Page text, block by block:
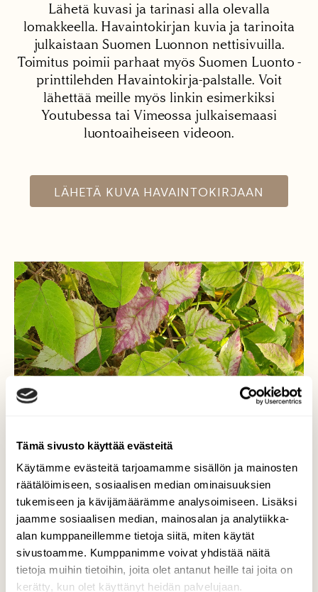
Tämä sivusto käyttää evästeitä
Käytämme evästeitä tarjoamamme sisällön ja mainosten
räätälöimiseen, sosiaalisen median ominaisuuksien
tukemiseen ja kävijämäärämme analysoimiseen. Lisäksi
jaamme sosiaalisen median, mainosalan ja analytiikka-
alan kumppaneillemme tietoja siitä, miten käytät
sivustoamme. Kumppanimme voivat yhdistää näitä
tietoja muihin tietoihin, joita olet antanut heille tai joita on
kerätty, kun olet käyttänyt heidän palvelujaan.
Lähetä kuvasi ja tarinasi alla olevalla
lomakkeella. Havaintokirjan kuvia ja tarinoita
julkaistaan Suomen Luonnon nettisivuilla.
Toimitus poimii parhaat myös Suomen Luonto -
printtilehden Havaintokirja-palstalle. Voit
lähettää meille myös linkin esimerkiksi
Youtubessa tai Vimeossa julkaisemaasi
luontoaiheiseen videoon.
LÄHETÄ KUVA HAVAINTOKIRJAAN